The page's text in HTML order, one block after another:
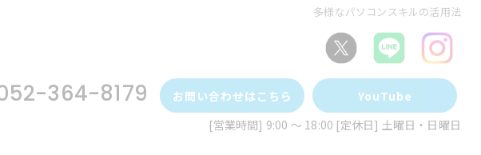
多様なパソコンスキルの活用法
364-8179 お問い合わせはこちら
YouTube
[営業時間] 9:00 ～ 18:00 [定休日] 土曜日・日曜日